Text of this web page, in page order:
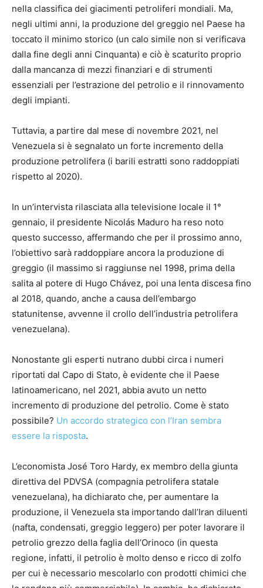
nella classifica dei giacimenti petroliferi mondiali. Ma,
negli ultimi anni, la produzione del greggio nel Paese ha
toccato il minimo storico (un calo simile non si verificava
dalla fine degli anni Cinquanta) e ciò è scaturito proprio
dalla mancanza di mezzi finanziari e di strumenti
essenziali per l’estrazione del petrolio e il rinnovamento
degli impianti.
Tuttavia, a partire dal mese di novembre 2021, nel
Venezuela si è segnalato un forte incremento della
produzione petrolifera (i barili estratti sono raddoppiati
rispetto al 2020).
In un’intervista rilasciata alla televisione locale il 1°
gennaio, il presidente Nicolás Maduro ha reso noto
questo successo, affermando che per il prossimo anno,
l’obiettivo sarà raddoppiare ancora la produzione di
greggio (il massimo si raggiunse nel 1998, prima della
salita al potere di Hugo Chávez, poi una lenta discesa fino
al 2018, quando, anche a causa dell’embargo
statunitense, avvenne il crollo dell’industria petrolifera
venezuelana).
Nonostante gli esperti nutrano dubbi circa i numeri
riportati dal Capo di Stato, è evidente che il Paese
latinoamericano, nel 2021, abbia avuto un netto
incremento di produzione del petrolio. Come è stato
possibile? Un accordo strategico con l’Iran sembra
essere la risposta.
L’economista José Toro Hardy, ex membro della giunta
direttiva del PDVSA (compagnia petrolifera statale
venezuelana), ha dichiarato che, per aumentare la
produzione, il Venezuela sta importando dall’Iran diluenti
(nafta, condensati, greggio leggero) per poter lavorare il
petrolio grezzo della faglia dell’Orinoco (in questa
regione, infatti, il petrolio è molto denso e ricco di zolfo
per cui è necessario mescolarlo con prodotti chimici che